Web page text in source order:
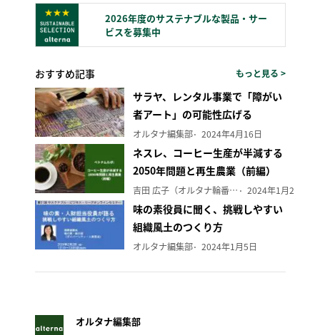
2026年度のサステナブルな製品・サー
ビスを募集中
おすすめ記事 もっと見る >
サラヤ、レンタル事業で「障がい
者アート」の可能性広げる
オルタナ編集部 2024年4月16日
ネスレ、コーヒー生産が半減する
2050年問題と再生農業（前編）
吉田 広子（オルタナ輪番編集長） 2024年1月29日
味の素役員に聞く、挑戦しやすい
組織風土のつくり方
オルタナ編集部 2024年1月5日
オルタナ編集部